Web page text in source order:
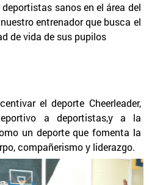
sanos en el área del
entrenador que busca el
de vida de sus pupilos
el deporte Cheerleader,
a deportistas,y a la
un deporte que fomenta la
compañerismo y liderazgo.